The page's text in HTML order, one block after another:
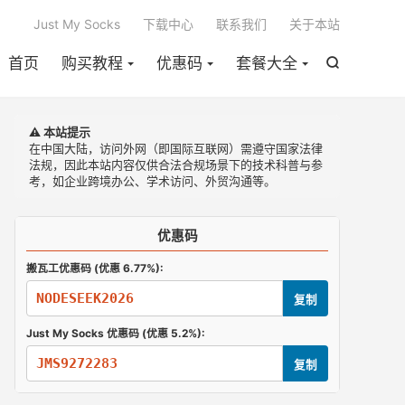

首页 购买教程 优惠码 套餐大全
Just My Socks 下载中心 联系我们 关于本站
⚠️ 本站提示
在中国大陆，访问外网（即国际互联网）需遵守国家法律
法规，因此本站内容仅供合法合规场景下的技术科普与参
考，如企业跨境办公、学术访问、外贸沟通等。
优惠码
搬瓦工优惠码 (优惠 6.77%):
NODESEEK2026 复制
Just My Socks 优惠码 (优惠 5.2%):
JMS9272283 复制